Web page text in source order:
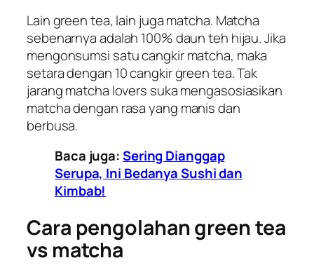
Laingreen tea, lain jugamatcha. Matcha
sebenarnya adalah 100% daun teh hijau. Jika
mengonsumsi satu cangkirmatcha, maka
setara dengan 10 cangkirgreen tea. Tak
jarangmatcha lovers suka mengasosiasikan
matchadengan rasa yang manis dan
berbusa.
Baca juga:Sering Dianggap
Serupa, Ini Bedanya Sushi dan
Kimbab!
Cara pengolahangreen tea
vs matcha